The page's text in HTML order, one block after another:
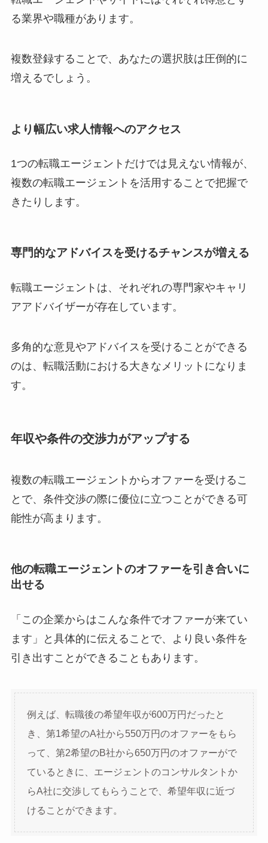
る業界や職種があります。
複数登録することで、あなたの選択肢は圧倒的に
増えるでしょう。
より幅広い求人情報へのアクセス
1つの転職エージェントだけでは見えない情報が、
複数の転職エージェントを活用することで把握で
きたりします。
専門的なアドバイスを受けるチャンスが増える
転職エージェントは、それぞれの専門家やキャリ
アアドバイザーが存在しています。
多角的な意見やアドバイスを受けることができる
のは、転職活動における大きなメリットになりま
す。
年収や条件の交渉力がアップする
複数の転職エージェントからオファーを受けるこ
とで、条件交渉の際に優位に立つことができる可
能性が高まります。
他の転職エージェントのオファーを引き合いに
出せる
「この企業からはこんな条件でオファーが来てい
ます」と具体的に伝えることで、より良い条件を
引き出すことができることもあります。
例えば、転職後の希望年収が600万円だったと
き、第1希望のA社から550万円のオファーをもら
って、第2希望のB社から650万円のオファーがで
ているときに、エージェントのコンサルタントか
らA社に交渉してもらうことで、希望年収に近づ
けることができます。